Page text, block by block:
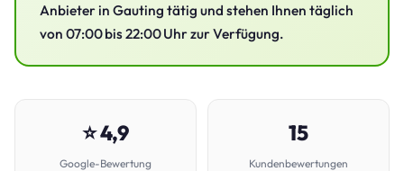
Anbieter in Gauting tätig und stehen Ihnen täglich
von 07:00 bis 22:00 Uhr zur Verfügung.
⭐ 4,9
Google-Bewertung
15
Kundenbewertungen